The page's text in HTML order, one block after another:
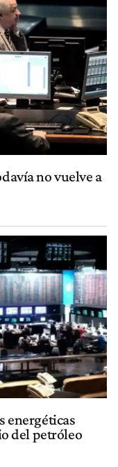
no vuelve a
energéticas
del petróleo